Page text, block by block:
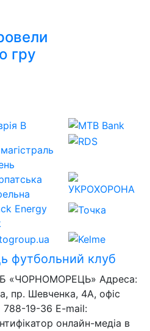
гру
футбольний клуб
«ЧОРНОМОРЕЦЬ» Адреса:
пр. Шевченка, 4А, офіс
19-36 E-mail:
онлайн-медіа в